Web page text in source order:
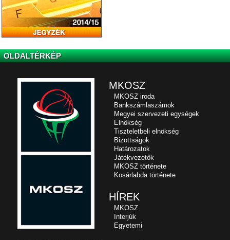
OLDALTÉRKÉP
MKOSZ
MKOSZ iroda
Bankszámlaszámok
Megyei szervezeti egységek
Elnökség
Tiszteletbeli elnökség
Bizottságok
Határozatok
Játékvezetők
MKOSZ története
Kosárlabda története
HÍREK
MKOSZ
Interjúk
Egyetemi